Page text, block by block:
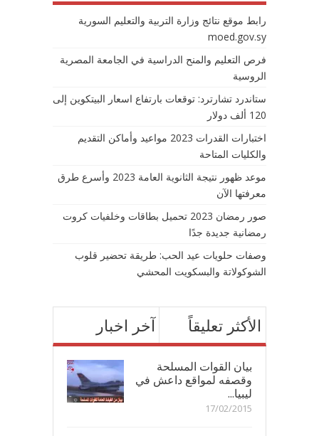
رابط موقع نتائج وزارة التربية والتعليم السورية
moed.gov.sy
فرص التعليم والمنح الدراسية في الجامعة المصرية
الروسية
ستاندرد تشارترد: توقعات بارتفاع اسعار البيتكوين إلى
120 ألف دولار
اختبارات القدرات 2023 مواعيد وأماكن التقديم
والكليات المتاحة
موعد ظهور نتيجة الثانوية العامة 2023 وأسرع طرق
معرفتها الآن
صور رمضان 2023 تحميل بطاقات وخلفيات كروت
رمضانية جديدة جدًا
وصفات حلويات عيد الحب: طريقة تحضير قلوب
الشوكولاتة والبسكويت المحشي
آخر اخبار الأكثر تعليقاً
بيان القوات المسلحة
وقصفه لمواقع داعش في
ليبيا...
17/02/2015